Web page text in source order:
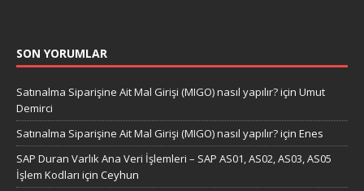
SON YORUMLAR
Satınalma Siparişine Ait Mal Girişi (MIGO) nasıl yapılır?için Umut
Demirci
Satınalma Siparişine Ait Mal Girişi (MIGO) nasıl yapılır?için Enes
SAP Duran Varlık Ana Veri İşlemleri – SAP AS01, AS02, AS03, AS05
İşlem Kodları için Ceyhun